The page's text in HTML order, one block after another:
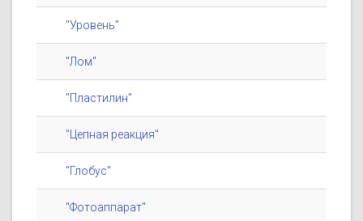
"Уровень"
"Лом"
"Пластилин"
"Цепная реакция"
"Глобус"
"Фотоаппарат"